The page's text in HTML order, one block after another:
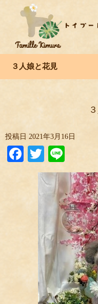
３人娘と花見
投稿日 2021年3月16日
Facebook
Twitter